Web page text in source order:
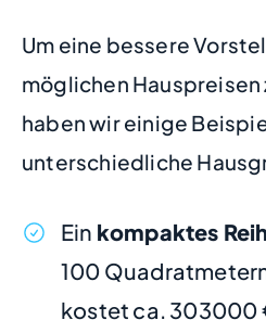
Um eine bessere
möglichen Hauspreisen
haben wir einige
unterschiedliche
Ein kompaktes
100
kostet ca. 303000